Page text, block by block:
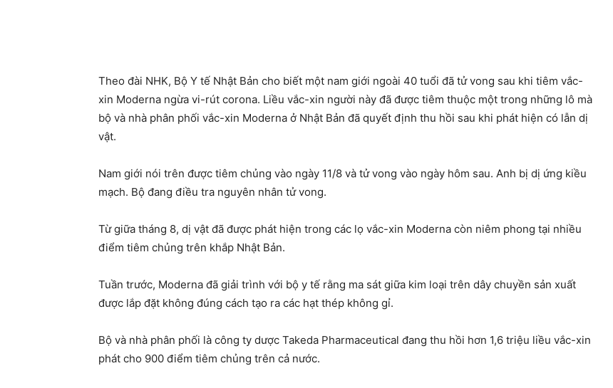
Theo đài NHK, Bộ Y tế Nhật Bản cho biết một nam giới ngoài 40 tuổi đã tử vong sau khi tiêm vắc-
xin Moderna ngừa vi-rút corona. Liều vắc-xin người này đã được tiêm thuộc một trong những lô mà
bộ và nhà phân phối vắc-xin Moderna ở Nhật Bản đã quyết định thu hồi sau khi phát hiện có lẫn dị
vật.
Nam giới nói trên được tiêm chủng vào ngày 11/8 và tử vong vào ngày hôm sau. Anh bị dị ứng kiều
mạch. Bộ đang điều tra nguyên nhân tử vong.
Từ giữa tháng 8, dị vật đã được phát hiện trong các lọ vắc-xin Moderna còn niêm phong tại nhiều
điểm tiêm chủng trên khắp Nhật Bản.
Tuần trước, Moderna đã giải trình với bộ y tế rằng ma sát giữa kim loại trên dây chuyền sản xuất
được lắp đặt không đúng cách tạo ra các hạt thép không gỉ.
Bộ và nhà phân phối là công ty dược Takeda Pharmaceutical đang thu hồi hơn 1,6 triệu liều vắc-xin
phát cho 900 điểm tiêm chủng trên cả nước.